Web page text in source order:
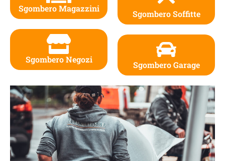
Sgombero Magazzini
Sgombero Negozi
Sgombero Soffitte
Sgombero Garage